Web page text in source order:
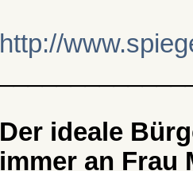
http://
Der ideale
immer an Frau